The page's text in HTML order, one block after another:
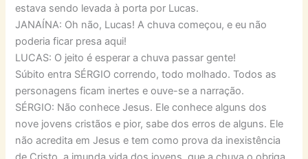
estava sendo levada à porta por Lucas.
JANAÍNA: Oh não, Lucas! A chuva começou, e eu não
poderia ficar presa aqui!
LUCAS: O jeito é esperar a chuva passar gente!
Súbito entra SÉRGIO correndo, todo molhado. Todos as
personagens ficam inertes e ouve-se a narração.
SÉRGIO: Não conhece Jesus. Ele conhece alguns dos
nove jovens cristãos e pior, sabe dos erros de alguns. Ele
não acredita em Jesus e tem como prova da inexistência